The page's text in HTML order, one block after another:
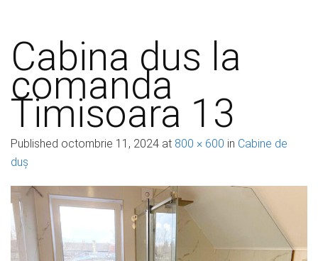
Cabina dus la
comanda
Timisoara 13
Published octombrie 11, 2024 at 800 × 600 in Cabine de
duș